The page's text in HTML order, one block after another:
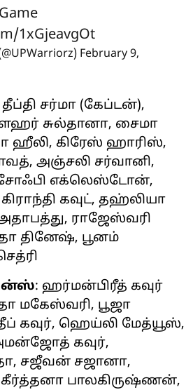
1xGjeavgOt
February 9,
தீப்தி சர்மா (கேப்டன்),
சுல்தானா, சைமா
ஹீலி, கிரேஸ் ஹாரிஸ்,
அஞ்சலி சர்வானி,
சோஃபி எக்லெஸ்டோன்,
கவுட், தஹ்லியா
ராஜேஸ்வரி
தினேஷ், பூனம்
: ஹர்மன்பிரீத் கவுர்
மகேஸ்வரி, பூஜா
கவுர், ஹெய்லி மேத்யூஸ்,
கவுர்,
சஜீவன் சஜானா,
கீர்த்தனா பாலகிருஷ்ணன்,